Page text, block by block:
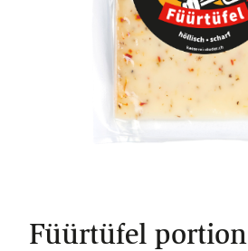
Füürtüfel portion